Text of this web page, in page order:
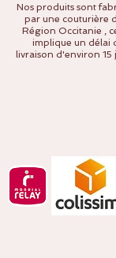
Nos produits sont
par une couturière
Région Occitanie ,
implique un délai
livraison d'environ 15